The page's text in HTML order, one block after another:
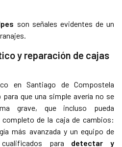
son señales evidentes de un
y reparación de cajas
en Santiago de Compostela
que una simple avería no se
grave, que incluso pueda
de la caja de cambios:
más avanzada y un equipo de
para detectar y